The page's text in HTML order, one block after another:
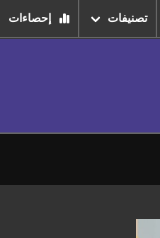
تصنيفات إحصاءات